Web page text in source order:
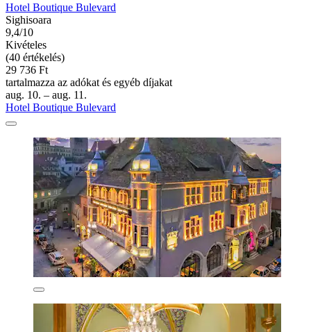
Hotel Boutique Bulevard
Sighisoara
9,4/10
Kivételes
(40 értékelés)
29 736 Ft
tartalmazza az adókat és egyéb díjakat
aug. 10. – aug. 11.
Hotel Boutique Bulevard